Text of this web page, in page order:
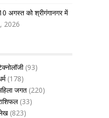
अगस्त को श्रीगंगानगर में
2026
(93)
(178)
जगत (220)
(33)
(823)